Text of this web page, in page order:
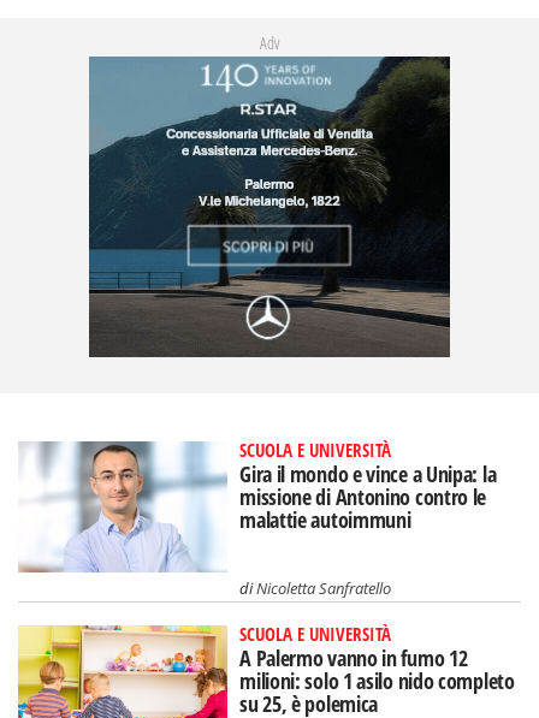
Adv
SCUOLA E UNIVERSITÀ
Gira il mondo e vince a Unipa: la
missione di Antonino contro le
malattie autoimmuni
diNicoletta Sanfratello
SCUOLA E UNIVERSITÀ
A Palermo vanno in fumo 12
milioni: solo 1 asilo nido completo
su 25, è polemica